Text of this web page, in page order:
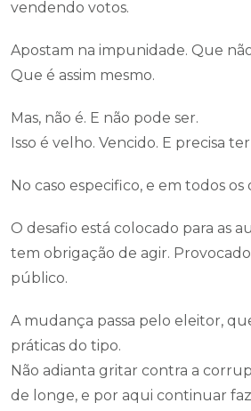
vendendo votos.
Apostam na impunidade. Que
Que é assim mesmo.
Mas, não é. E não pode ser.
Isso é velho. Vencido. E precisa
No caso especifico, e em todos os
O desafio está colocado para as
tem obrigação de agir.
público.
A mudança passa pelo eleitor,
práticas do tipo.
Não adianta gritar contra a
de longe, e por aqui continuar